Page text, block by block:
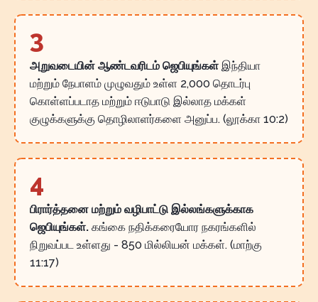
3
அறுவடையின் ஆண்டவரிடம் ஜெபியுங்கள் இந்தியா
மற்றும் நேபாளம் முழுவதும் உள்ள 2,000 தொடர்பு
கொள்ளப்படாத மற்றும் ஈடுபாடு இல்லாத மக்கள்
குழுக்களுக்கு தொழிலாளர்களை அனுப்ப. (லூக்கா 10:2)
4
பிரார்த்தனை மற்றும் வழிபாட்டு இல்லங்களுக்காக
ஜெபியுங்கள். கங்கை நதிக்கரையோர நகரங்களில்
நிறுவப்பட உள்ளது - 850 மில்லியன் மக்கள். (மாற்கு
11:17)